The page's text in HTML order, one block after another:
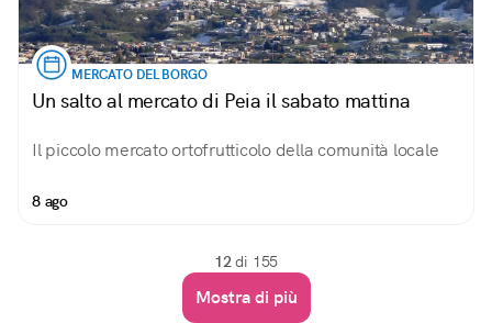
MERCATO DEL BORGO
Un salto al mercato di Peia il sabato mattina
Il piccolo mercato ortofrutticolo della comunità locale
8 ago
12di 155
Mostra di più